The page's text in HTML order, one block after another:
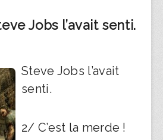
Jobs l’avait senti.
Steve Jobs l’avait
senti.
2/ C’est la merde !